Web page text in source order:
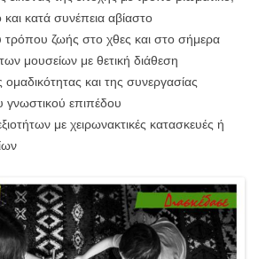
και κατά συνέπεια αβίαστο
τρόπου ζωής στο χθες και στο σήμερα
των μουσείων με θετική διάθεση
ομαδικότητας και της συνεργασίας
γνωστικού επιπέδου
με χειρωνακτικές κατασκευές ή